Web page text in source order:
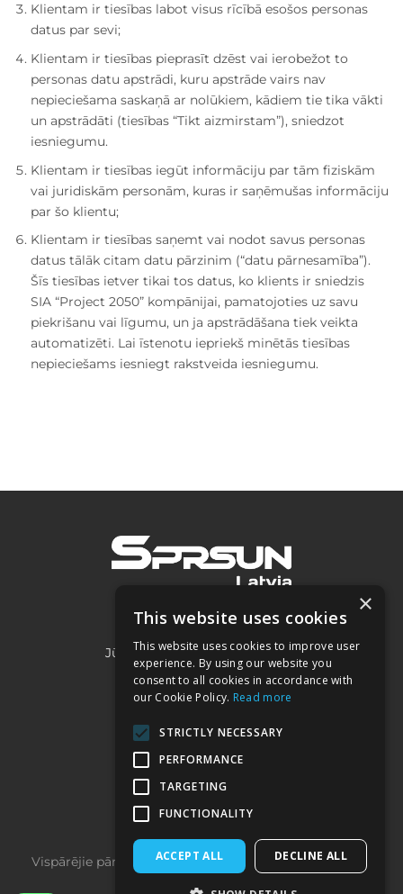
Klientam ir tiesības labot visus rīcībā esošos personas
datus par sevi;
Klientam ir tiesības pieprasīt dzēst vai ierobežot to
personas datu apstrādi, kuru apstrāde vairs nav
nepieciešama saskaņā ar nolūkiem, kādiem tie tika vākti
un apstrādāti (tiesības “Tikt aizmirstam”), sniedzot
iesniegumu.
Klientam ir tiesības iegūt informāciju par tām fiziskām
vai juridiskām personām, kuras ir saņēmušas informāciju
par šo klientu;
Klientam ir tiesības saņemt vai nodot savus personas
datus tālāk citam datu pārzinim (“datu pārnesamība”).
Šīs tiesības ietver tikai tos datus, ko klients ir sniedzis
SIA “Project 2050” kompānijai, pamatojoties uz savu
piekrišanu vai līgumu, un ja apstrādāšana tiek veikta
automatizēti. Lai īstenotu iepriekš minētās tiesības
nepieciešams iesniegt rakstveida iesniegumu.
SIA "Project 2050"
Jūrmalas iela 3A, Piņķi, LV-2107
Kontakti:
sprsun@heatpumps.lv
Vispārējie pārdošanas noteikumi Privātuma politika
×
This website uses cookies
This website uses cookies to improve user
experience. By using our website you
consent to all cookies in accordance with
our Cookie Policy. Read more
STRICTLY NECESSARY
PERFORMANCE
TARGETING
FUNCTIONALITY
ACCEPT ALL DECLINE ALL